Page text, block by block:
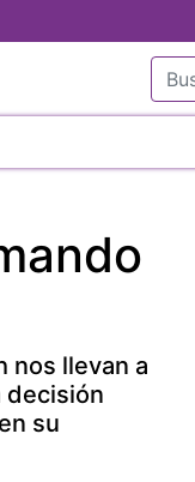
nos llevan a
decisión
su